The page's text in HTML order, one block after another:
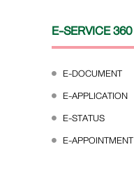
E-SERVICE 360
E-DOCUMENT
E-APPLICATION
E-STATUS
E-APPOINTMENT